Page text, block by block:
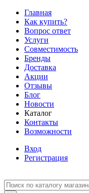
Главная
Как купить?
Вопрос ответ
Услуги
Совместимость
Бренды
Доставка
Акции
Отзывы
Блог
Новости
Каталог
Контакты
Возможности
Вход
Регистрация